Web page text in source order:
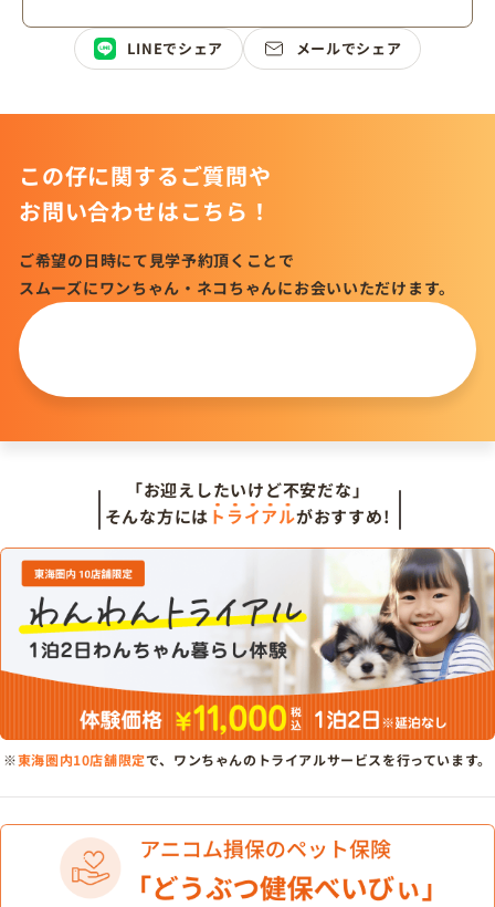
LINEでシェア メールでシェア
この仔に関するご質問や
お問い合わせはこちら！
ご希望の日時にて見学予約頂くことで
スムーズにワンちゃん・ネコちゃんにお会いいただけます。
「お迎えしたいけど不安だな」
そんな方には トライアルがおすすめ!
※東海圏内10店舗限定で、ワンちゃんのトライアルサービスを行っています。